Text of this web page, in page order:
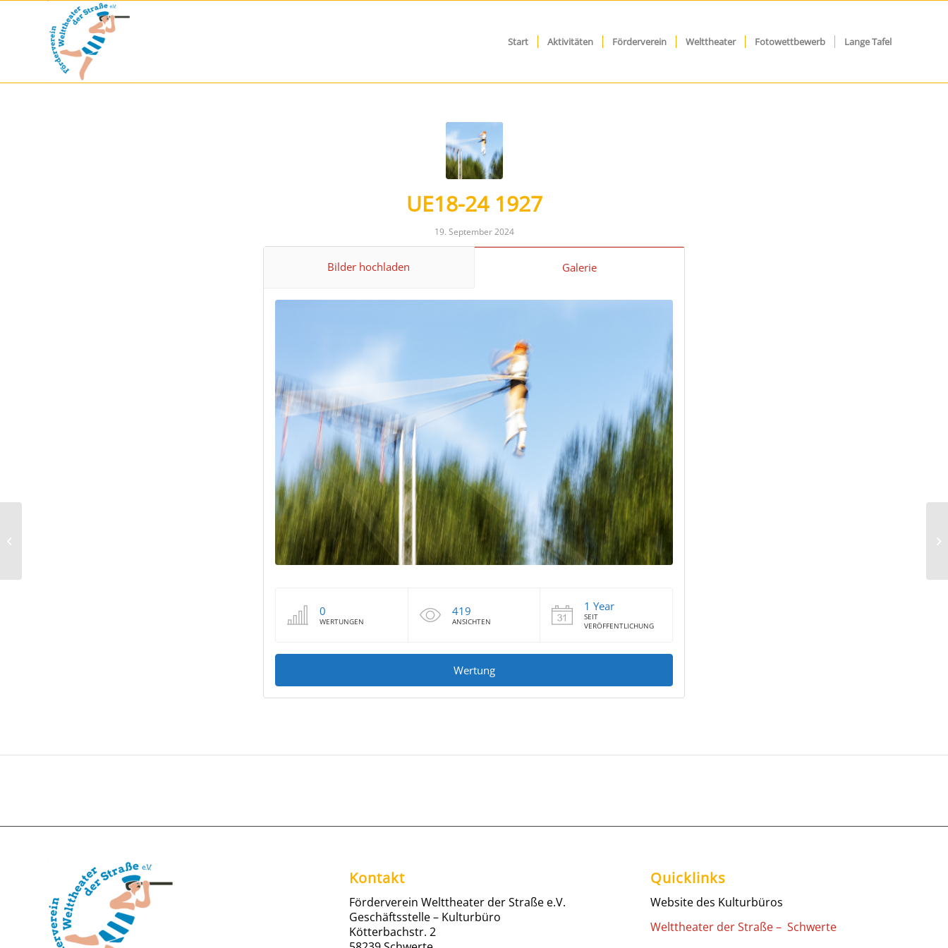
Start Aktivitäten Förderverein Welttheater Fotowettbewerb Lange Tafel
UE18-24 1927
19. September 2024
Bilder hochladen Galerie
0
WERTUNGEN
419
ANSICHTEN
1 Year
SEIT
VERÖFFENTLICHUNG
Wertung
Kontakt
Förderverein Welttheater der Straße e.V.
Geschäftsstelle – Kulturbüro
Kötterbachstr. 2
Quicklinks
Website des Kulturbüros
Welttheater der Straße – Schwerte